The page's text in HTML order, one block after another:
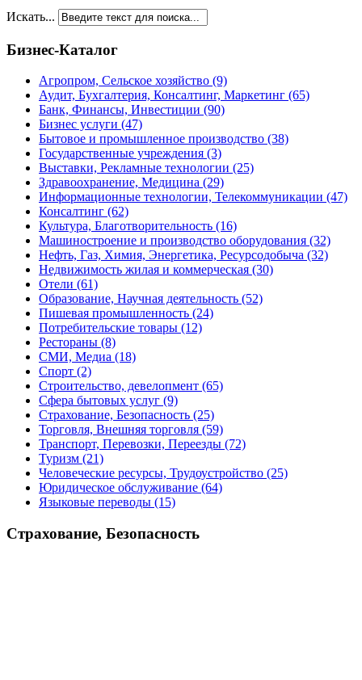
Искать...
Бизнес-Каталог
Агропром, Сельское хозяйство (9)
Аудит, Бухгалтерия, Консалтинг, Маркетинг (65)
Банк, Финансы, Инвестиции (90)
Бизнес услуги (47)
Бытовое и промышленное производство (38)
Государственные учреждения (3)
Выставки, Рекламные технологии (25)
Здравоохранение, Медицина (29)
Информационные технологии, Телекоммуникации (47)
Консалтинг (62)
Культура, Благотворительность (16)
Машиностроение и производство оборудования (32)
Нефть, Газ, Химия, Энергетика, Ресурсодобыча (32)
Недвижимость жилая и коммерческая (30)
Отели (61)
Образование, Научная деятельность (52)
Пишевая промышленность (24)
Потребительские товары (12)
Рестораны (8)
СМИ, Медиа (18)
Спорт (2)
Строительство, девелопмент (65)
Сфера бытовых услуг (9)
Страхование, Безопасность (25)
Торговля, Внешняя торговля (59)
Транспорт, Перевозки, Переезды (72)
Туризм (21)
Человеческие ресурсы, Трудоустройство (25)
Юридическое обслуживание (64)
Языковые переводы (15)
Страхование, Безопасность